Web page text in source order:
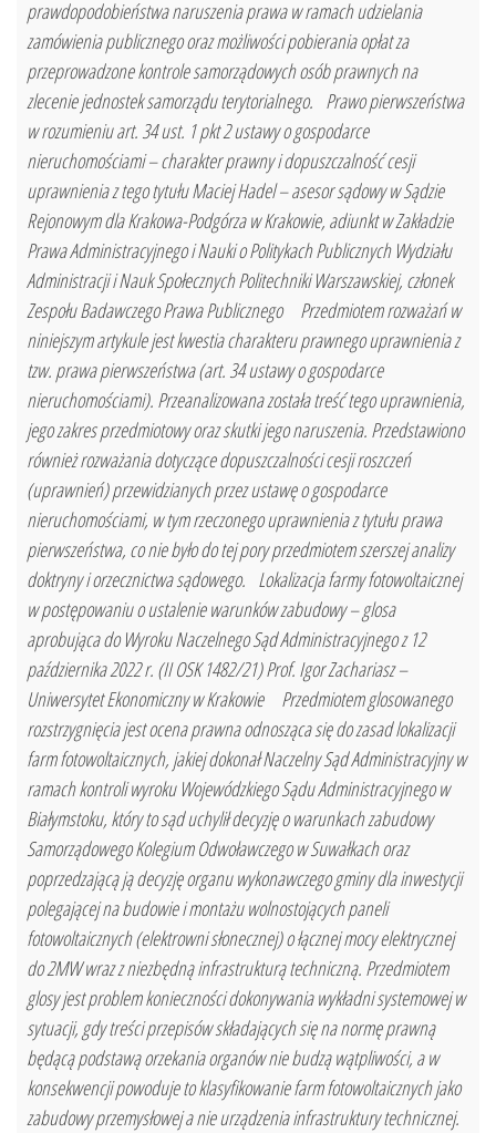
prawdopodobieństwa naruszenia prawa w ramach udzielania
zamówienia publicznego oraz możliwości pobierania opłat za
przeprowadzone kontrole samorządowych osób prawnych na
zlecenie jednostek samorządu terytorialnego. Prawo pierwszeństwa
w rozumieniu art. 34 ust. 1 pkt 2 ustawy o gospodarce
nieruchomościami – charakter prawny i dopuszczalność cesji
uprawnienia z tego tytułu Maciej Hadel – asesor sądowy w Sądzie
Rejonowym dla Krakowa-Podgórza w Krakowie, adiunkt w Zakładzie
Prawa Administracyjnego i Nauki o Politykach Publicznych Wydziału
Administracji i Nauk Społecznych Politechniki Warszawskiej, członek
Zespołu Badawczego Prawa Publicznego Przedmiotem rozważań w
niniejszym artykule jest kwestia charakteru prawnego uprawnienia z
tzw. prawa pierwszeństwa (art. 34 ustawy o gospodarce
nieruchomościami). Przeanalizowana została treść tego uprawnienia,
jego zakres przedmiotowy oraz skutki jego naruszenia. Przedstawiono
również rozważania dotyczące dopuszczalności cesji roszczeń
(uprawnień) przewidzianych przez ustawę o gospodarce
nieruchomościami, w tym rzeczonego uprawnienia z tytułu prawa
pierwszeństwa, co nie było do tej pory przedmiotem szerszej analizy
doktryny i orzecznictwa sądowego. Lokalizacja farmy fotowoltaicznej
w postępowaniu o ustalenie warunków zabudowy – glosa
aprobująca do Wyroku Naczelnego Sąd Administracyjnego z 12
października 2022 r. (II OSK 1482/21) Prof. Igor Zachariasz –
Uniwersytet Ekonomiczny w Krakowie Przedmiotem glosowanego
rozstrzygnięcia jest ocena prawna odnosząca się do zasad lokalizacji
farm fotowoltaicznych, jakiej dokonał Naczelny Sąd Administracyjny w
ramach kontroli wyroku Wojewódzkiego Sądu Administracyjnego w
Białymstoku, który to sąd uchylił decyzję o warunkach zabudowy
Samorządowego Kolegium Odwoławczego w Suwałkach oraz
poprzedzającą ją decyzję organu wykonawczego gminy dla inwestycji
polegającej na budowie i montażu wolnostojących paneli
fotowoltaicznych (elektrowni słonecznej) o łącznej mocy elektrycznej
do 2MW wraz z niezbędną infrastrukturą techniczną. Przedmiotem
glosy jest problem konieczności dokonywania wykładni systemowej w
sytuacji, gdy treści przepisów składających się na normę prawną
będącą podstawą orzekania organów nie budzą wątpliwości, a w
konsekwencji powoduje to klasyfikowanie farm fotowoltaicznych jako
zabudowy przemysłowej a nie urządzenia infrastruktury technicznej.